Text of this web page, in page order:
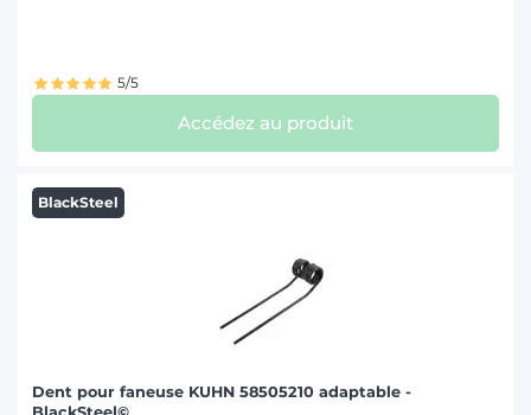
5/5
Accédez au produit
BlackSteel
Dent pour faneuse KUHN 58505210 adaptable -